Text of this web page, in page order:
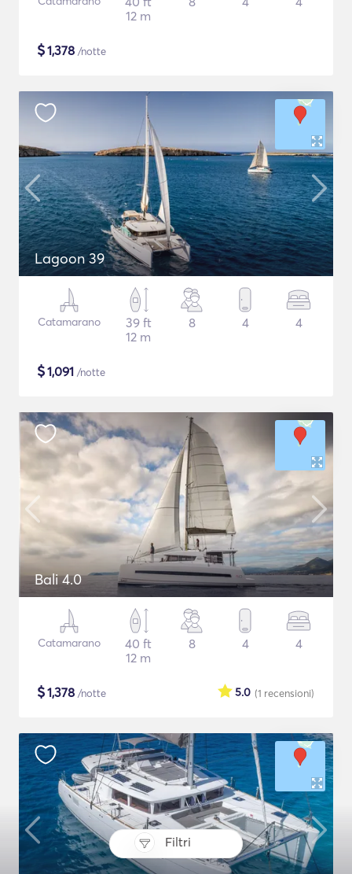
Filtri
12 m
$1,378 /notte
Lagoon 39
Catamarano
39 ft
12 m
8 4 4
$1,091 /notte
Bali 4.0
Catamarano
40 ft
12 m
8 4 4
$1,378 /notte (1 recensioni)
5.0